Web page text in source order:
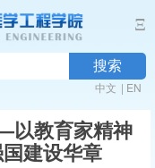
Ξ
搜索
中文 | EN
以教育家精神
建设华章